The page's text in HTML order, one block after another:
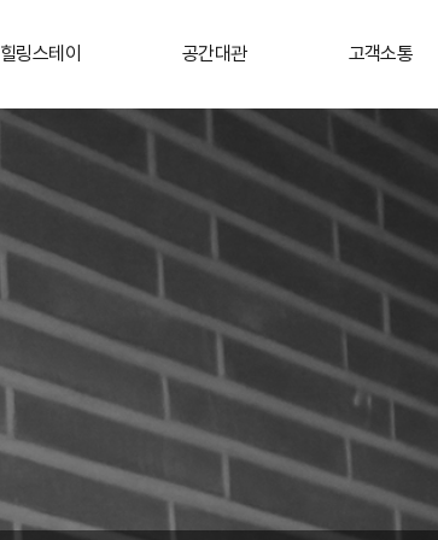
힐링스테이 공간대관 고객소통